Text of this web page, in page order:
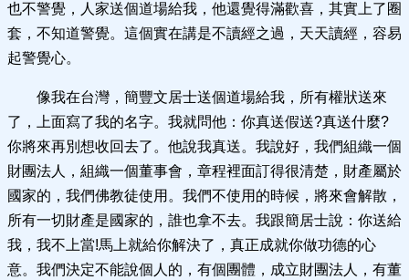
也不警覺，人家送個道場給我，他還覺得滿歡喜，其實上了圈
套，不知道警覺。這個實在講是不讀經之過，天天讀經，容易
起警覺心。
像我在台灣，簡豐文居士送個道場給我，所有權狀送來
了，上面寫了我的名字。我就問他：你真送假送?真送什麼?
你將來再別想收回去了。他說我真送。我說好，我們組織一個
財團法人，組織一個董事會，章程裡面訂得很清楚，財產屬於
國家的，我們佛教徒使用。我們不使用的時候，將來會解散，
所有一切財產是國家的，誰也拿不去。我跟簡居士說：你送給
我，我不上當!馬上就給你解決了，真正成就你做功德的心
意。我們決定不能說個人的，有個團體，成立財團法人，有董